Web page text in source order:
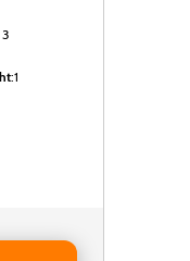
3
:1
Cabrio